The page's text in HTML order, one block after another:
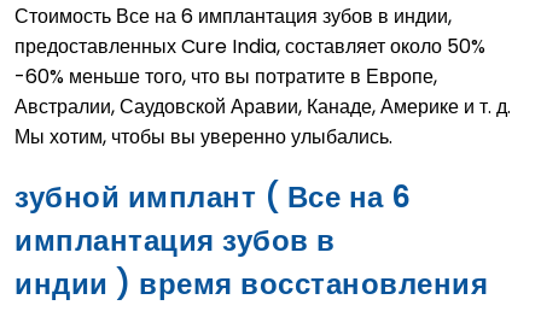
Стоимость Все на 6 имплантация зубов в индии,
предоставленных Cure India, составляет около 50%
-60% меньше того, что вы потратите в Европе,
Австралии, Саудовской Аравии, Канаде, Америке и т. д.
Мы хотим, чтобы вы уверенно улыбались.
зубной имплант ( Все на 6
имплантация зубов в
индии ) время восстановления